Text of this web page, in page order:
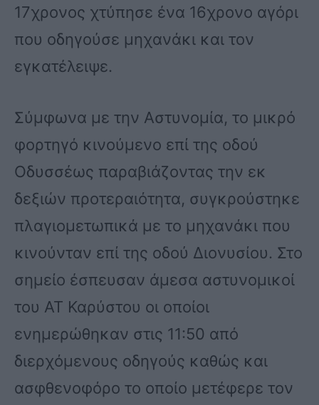
17χρονος χτύπησε ένα 16χρονο αγόρι
που οδηγούσε μηχανάκι και τον
εγκατέλειψε.
Σύμφωνα με την Αστυνομία, το μικρό
φορτηγό κινούμενο επί της οδού
Οδυσσέως παραβιάζοντας την εκ
δεξιών προτεραιότητα, συγκρούστηκε
πλαγιομετωπικά με το μηχανάκι που
κινούνταν επί της οδού Διονυσίου. Στο
σημείο έσπευσαν άμεσα αστυνομικοί
του ΑΤ Καρύστου οι οποίοι
ενημερώθηκαν στις 11:50 από
διερχόμενους οδηγούς καθώς και
ασφθενοφόρο το οποίο μετέφερε τον